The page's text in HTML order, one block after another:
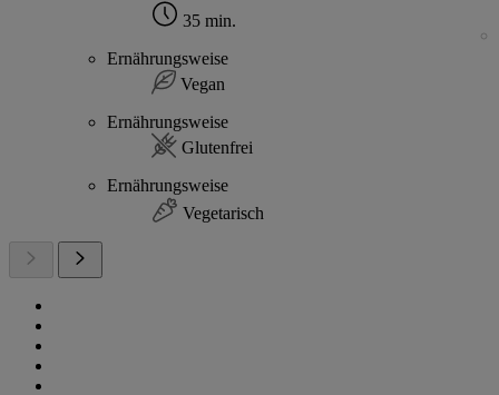
35 min.
Ernährungsweise
Vegan
Ernährungsweise
Glutenfrei
Ernährungsweise
Vegetarisch